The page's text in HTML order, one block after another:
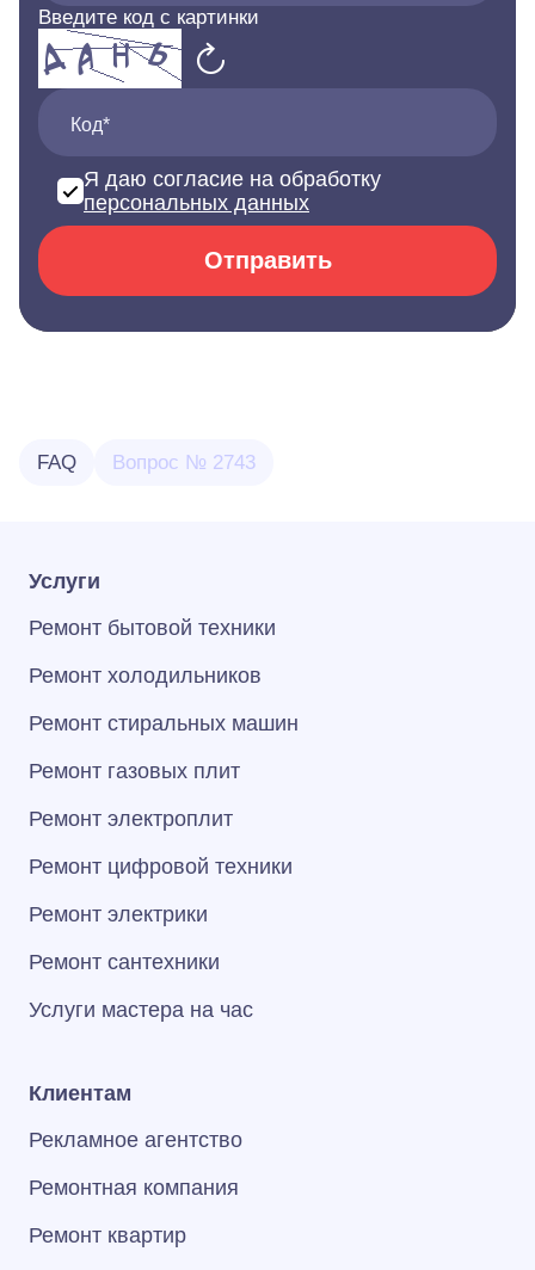
Введите код с картинки
Код*
Я даю согласие на обработку
персональных данных
Отправить
FAQ Вопрос № 2743
Услуги
Ремонт бытовой техники
Ремонт холодильников
Ремонт стиральных машин
Ремонт газовых плит
Ремонт электроплит
Ремонт цифровой техники
Ремонт электрики
Ремонт сантехники
Услуги мастера на час
Клиентам
Рекламное агентство
Ремонтная компания
Ремонт квартир